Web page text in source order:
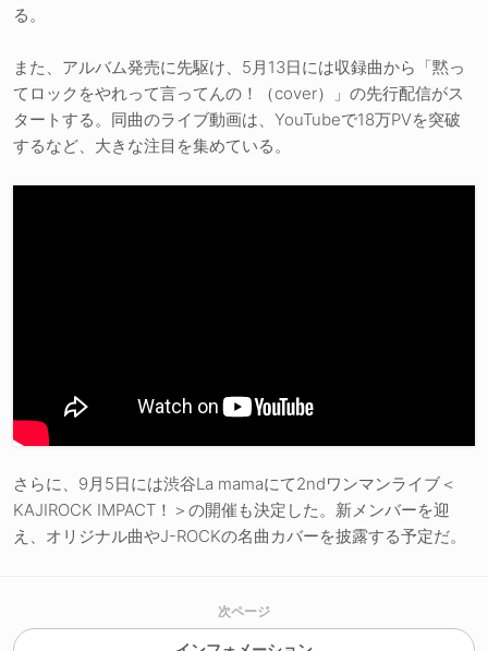
る。
また、アルバム発売に先駆け、5月13日には収録曲から「黙っ
てロックをやれって言ってんの！（cover）」の先行配信がス
タートする。同曲のライブ動画は、YouTubeで18万PVを突破
するなど、大きな注目を集めている。
さらに、9月5日には渋谷La mamaにて2ndワンマンライブ＜
KAJIROCK IMPACT！＞の開催も決定した。新メンバーを迎
え、オリジナル曲やJ-ROCKの名曲カバーを披露する予定だ。
次ページ